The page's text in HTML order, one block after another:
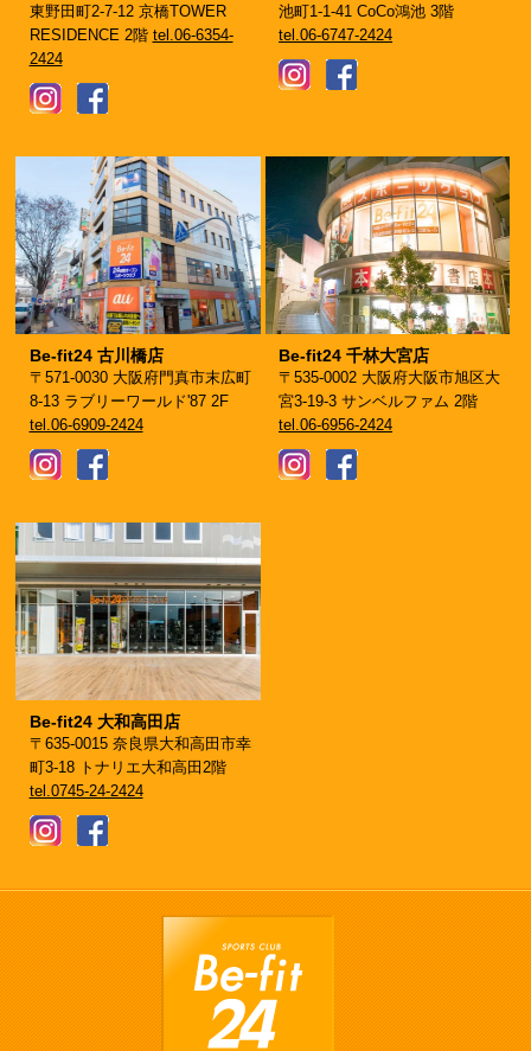
東野田町2-7-12 京橋TOWER
RESIDENCE 2階 tel.06-6354-
2424
池町1-1-41 CoCo鴻池 3階
tel.06-6747-2424
Be-fit24 古川橋店
〒571-0030 大阪府門真市末広町
8-13 ラブリーワールド'87 2F
tel.06-6909-2424
Be-fit24 千林大宮店
〒535-0002 大阪府大阪市旭区大
宮3-19-3 サンベルファム 2階
tel.06-6956-2424
Be-fit24 大和高田店
〒635-0015 奈良県大和高田市幸
町3-18 トナリエ大和高田2階
tel.0745-24-2424